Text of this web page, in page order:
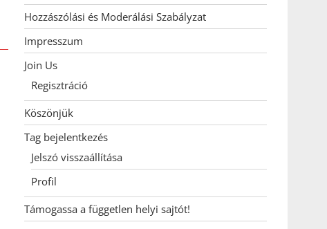
Hozzászólási és Moderálási Szabályzat
Impresszum
Join Us
Regisztráció
Köszönjük
Tag bejelentkezés
Jelszó visszaállítása
Profil
Támogassa a független helyi sajtót!